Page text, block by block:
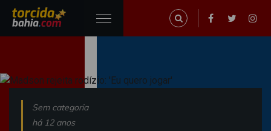
Sem categoria
há 12 anos